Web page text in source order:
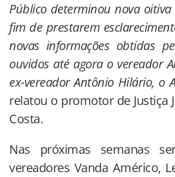
Público determinou nova oitiva
fim de prestarem
novas informações obtidas
ouvidos até agora o vereador
ex-vereador Antônio Hilário, o
relatou o promotor de Justiça
Costa.
Nas próximas semanas
vereadores Vanda Américo,